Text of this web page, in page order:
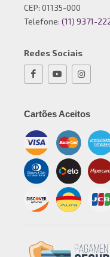
CEP: 01135-000
Telefone: (11) 9371-
Redes Sociais
Cartões Aceitos